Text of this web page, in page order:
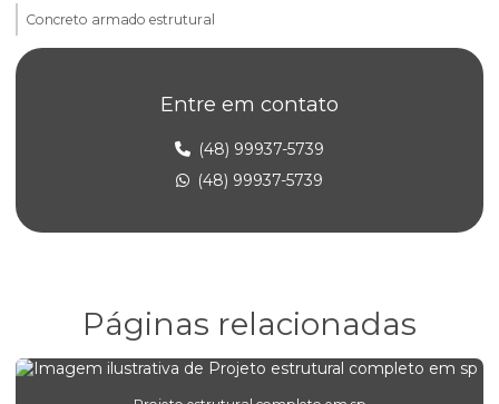
Concreto armado estrutural
Elaboração de projeto estrutural
Empresa de projeto concreto protendido
Empresa de projeto estrutural
Engenharia de concreto armado para empresas
Engenharia estrutural para edifícios comerciais
Entre em contato
(48) 99937-5739
(48) 99937-5739
Páginas relacionadas